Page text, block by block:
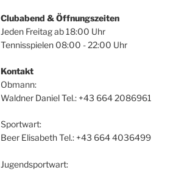
Clubabend & Öffnungszeiten
Jeden Freitag ab 18:00 Uhr
Tennisspielen 08:00 - 22:00 Uhr
Kontakt
Obmann:
Waldner Daniel Tel.: +43 664 2086961
Sportwart:
Beer Elisabeth Tel.: +43 664 4036499
Jugendsportwart: